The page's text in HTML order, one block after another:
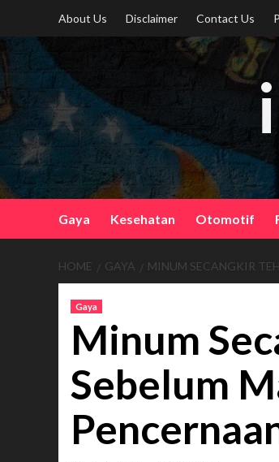
content
About Us Disclaimer Contact Us
Gaya Kesehatan Otomotif
HOME GAYA MINUM SECANGKIR
Gaya
Minum
Sebelum